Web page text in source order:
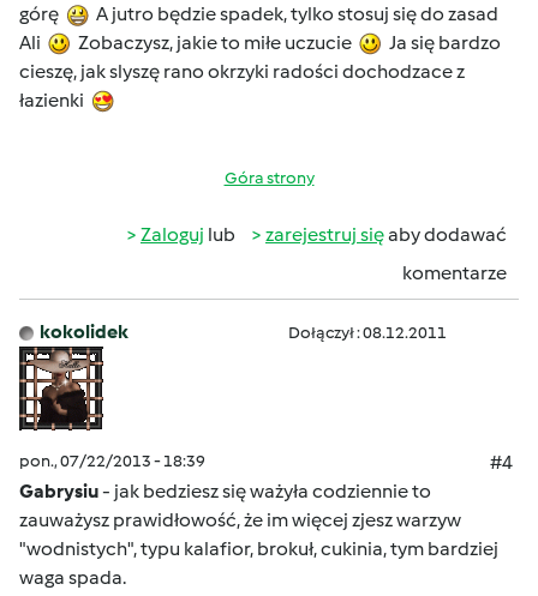
górę
A jutro będzie spadek, tylko stosuj się do zasad
Ali
Zobaczysz, jakie to miłe uczucie
Ja się bardzo
cieszę, jak slyszę rano okrzyki radości dochodzace z
łazienki
Góra strony
Zaloguj lub zarejestruj sięaby dodawać
komentarze
kokolidek Dołączył : 08.12.2011
pon., 07/22/2013 - 18:39
#4
Gabrysiu- jak bedziesz się ważyła codziennie to
zauważysz prawidłowość, że im więcej zjesz warzyw
"wodnistych", typu kalafior, brokuł, cukinia, tym bardziej
waga spada.